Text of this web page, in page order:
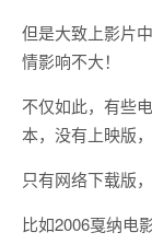
但是大致上影片
情影响不大！
不仅如此，有些
本，没有上映版，
只有网络下载版
比如2006戛纳电